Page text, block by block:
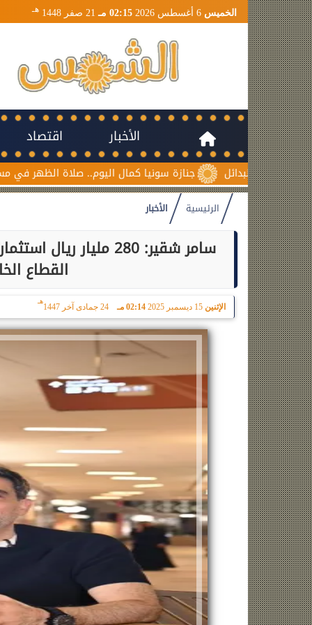
الخميس 02:15 مـ 21 صفر 1448 هـ
الأخبار اقتصاد
جنازة سونيا كمال اليوم.. صلاة الظهر في مسجد السلام
الرئيسية الأخبار
سامر شقير: 280
القطاع
الإثنين 15 ديسمبر 2025 02:14 مـ 24 جمادى آخر 1447
هـ